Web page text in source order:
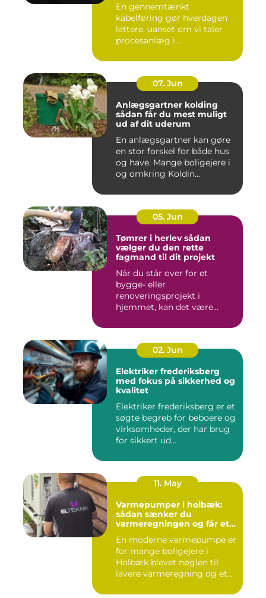
En gennemtænkt
kabelføring gør hverdagen
lettere, uanset om vi taler
procesanlæg i
07. Jun
Anlægsgartner kolding
sådan får du mest muligt
ud af dit uderum
En anlægsgartner kan gøre
en stor forskel for både hus
og have. Mange boligejere i
og omkring Koldin...
05. Jun
Tømrer i herlev sådan
vælger du den rette
fagmand til dit projekt
Når du står over for et
bygge- eller
renoveringsprojekt i
hjemmet, kan det være
02. Jun
Elektriker frederiksberg
med fokus på sikkerhed og
kvalitet
Elektriker frederiksberg er et
søgte begreb for beboere og
virksomheder, der har brug
for sikkert ud...
11. May
Varmepumper i holbæk:
sådan sænker du
varmeregningen og får et
En moderne varmepumpe er
for mange boligejere i
Holbæk blevet nøglen til
lavere varmeregning og et